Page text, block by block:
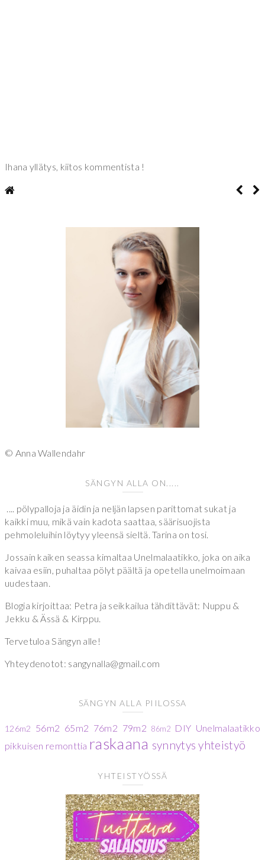
Ihana yllätys, kiitos kommentista !
© Anna Wallendahr
SÄNGYN ALLA ON.....
.... pölypalloja ja äidin ja neljän lapsen parittomat sukat ja
kaikki muu, mikä vain kadota saattaa, säärisuojista
pehmoleluihin löytyy yleensä sieltä. Tarina on tosi.
Jossain kaiken seassa kimaltaa Unelmalaatikko, joka on aika
kaivaa esiin, puhaltaa pölyt päältä ja opetella unelmoimaan
uudestaan.
Blogia kirjoittaa: Petra ja seikkailua tähdittävät: Nuppu &
Jekku & Ässä & Kirppu.
Tervetuloa Sängyn alle!
Yhteydenotot: sangynalla@gmail.com
SÄNGYN ALLA PIILOSSA
126m2 56m2 65m2 76m2 79m2 86m2 DIY Unelmalaatikko
pikkuisen remonttia raskaana synnytys yhteistyö
YHTEISTYÖSSÄ